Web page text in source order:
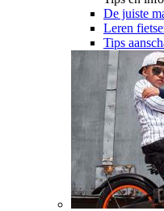
De juiste
Leren
Tips